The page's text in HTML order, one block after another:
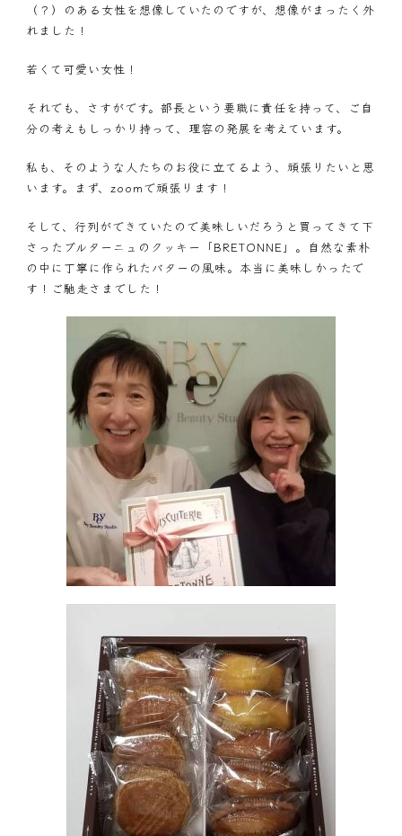
（？）のある女性を想像していたのですが、想像がまったく外
れました！
若くて可愛い女性！
それでも、さすがです。部長という要職に責任を持って、ご自
分の考えもしっかり持って、理容の発展を考えています。
私も、そのような人たちのお役に立てるよう、頑張りたいと思
います。まず、zoomで頑張ります！
そして、行列ができていたので美味しいだろうと買ってきて下
さったブルターニュのクッキー「BRETONNE」。自然な素朴
の中に丁寧に作られたバターの風味。本当に美味しかったで
す！ご馳走さまでした！